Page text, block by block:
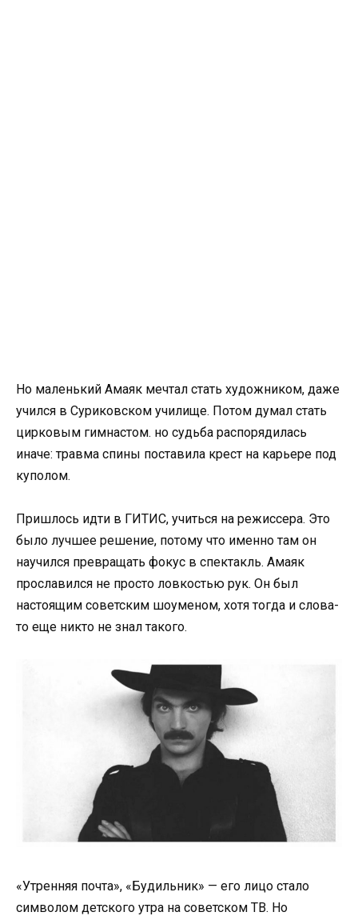
Но маленький Амаяк мечтал стать художником, даже
учился в Суриковском училище. Потом думал стать
цирковым гимнастом. но судьба распорядилась
иначе: травма спины поставила крест на карьере под
куполом.
Пришлось идти в ГИТИС, учиться на режиссера. Это
было лучшее решение, потому что именно там он
научился превращать фокус в спектакль. Амаяк
прославился не просто ловкостью рук. Он был
настоящим советским шоуменом, хотя тогда и слова-
то еще никто не знал такого.
«Утренняя почта», «Будильник» — его лицо стало
символом детского утра на советском ТВ. Но